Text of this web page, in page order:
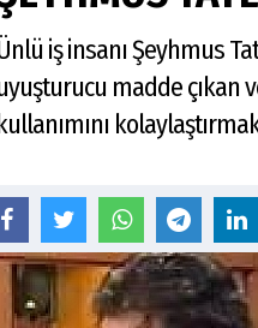
iş insanı Şeyhmus
madde çıkan